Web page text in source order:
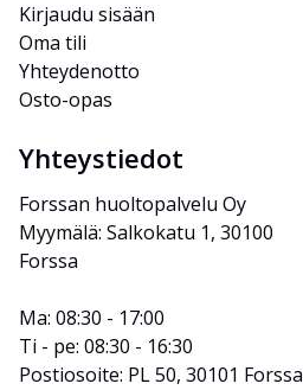
Kirjaudu sisään
Oma tili
Yhteydenotto
Osto-opas
Yhteystiedot
Forssan huoltopalvelu Oy
Myymälä: Salkokatu 1, 30100
Forssa
Ma: 08:30 - 17:00
Ti - pe: 08:30 - 16:30
Postiosoite: PL 50, 30101 Forssa